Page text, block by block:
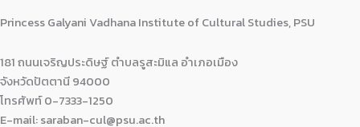
Princess Galyani Vadhana Institute of Cultural Studies, PSU
181 ถนนเจริญประดิษฐ์ ตำบลรูสะมิแล อำเภอเมือง
จังหวัดปัตตานี 94000
โทรศัพท์ 0-7333-1250
E-mail: saraban-cul@psu.ac.th